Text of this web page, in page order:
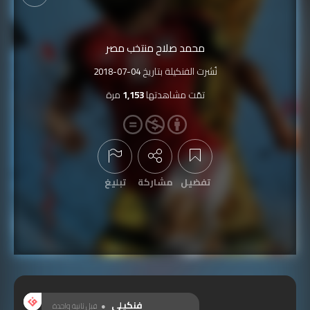
محمد صلاح منتخب مصر
نُشرت الفنكيلة بتاريخ2018-07-04
تمّت مشاهدتها1,153 مرة
تفضيل مشاركة تبليغ
فنكيلي قبل ثانية واحدة